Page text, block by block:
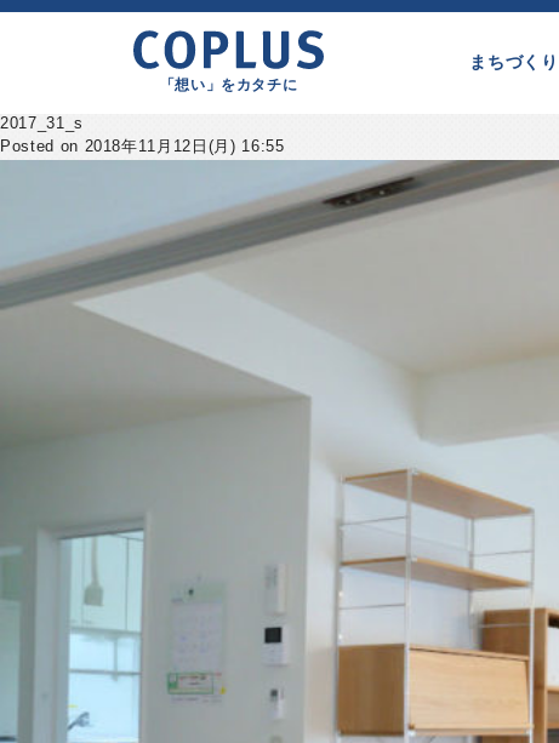
「想い」をカタチに
まちづくり
2017_31_s
Posted on 2018年11月12日(月) 16:55